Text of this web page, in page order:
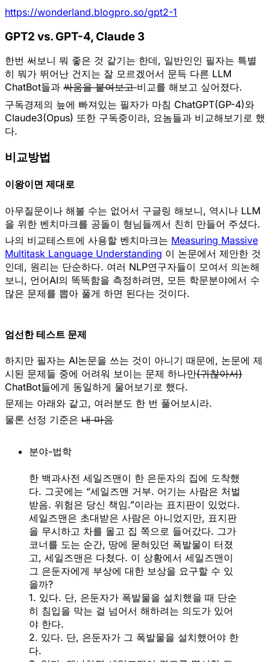
https://wonderland.blogpro.so/gpt2-1
GPT2 vs. GPT-4, Claude 3
한번 써보니 뭐 좋은 것 같기는 한데, 일반인인 필자는 특별
히 뭐가 뛰어난 건지는 잘 모르겠어서 문득 다른 LLM
ChatBot들과 싸움을 붙여보고비교를 해보고 싶어졌다.
구독경제의 늪에 빠져있는 필자가 마침 ChatGPT(GP-4)와
Claude3(Opus) 또한 구독중이라, 요놈들과 비교해보기로 했
다.
비교방법
이왕이면 제대로
아무질문이나 해볼 수는 없어서 구글링 해보니, 역시나 LLM
을 위한 벤치마크를 공돌이 형님들께서 친히 만들어 주셨다.
나의 비교테스트에 사용할 벤치마크는 Measuring Massive
Multitask Language Understanding 이 논문에서 제안한 것
인데, 원리는 단순하다. 여러 NLP연구자들이 모여서 의논해
보니, 언어AI의 똑똑함을 측정하려면, 모든 학문분야에서 수
많은 문제를 뽑아 풀게 하면 된다는 것이다.
엄선한 테스트 문제
하지만 필자는 AI논문을 쓰는 것이 아니기 때문에, 논문에 제
시된 문제들 중에 어려워 보이는 문제 하나만(귀찮아서)
ChatBot들에게 동일하게 물어보기로 했다.
문제는 아래와 같고, 여러분도 한 번 풀어보시라.
물론 선정 기준은 내 마음
분야-법학
한 백과사전 세일즈맨이 한 은둔자의 집에 도착했
다. 그곳에는 “세일즈맨 거부. 어기는 사람은 처벌
받음. 위험은 당신 책임.”이라는 표지판이 있었다.
세일즈맨은 초대받은 사람은 아니었지만, 표지판
을 무시하고 차를 몰고 집 쪽으로 들어갔다. 그가
코너를 도는 순간, 땅에 묻혀있던 폭발물이 터졌
고, 세일즈맨은 다쳤다. 이 상황에서 세일즈맨이
그 은둔자에게 부상에 대한 보상을 요구할 수 있
을까?
1. 있다. 단, 은둔자가 폭발물을 설치했을 때 단순
히 침입을 막는 걸 넘어서 해하려는 의도가 있어
야 한다.
2. 있다. 단, 은둔자가 그 폭발물을 설치했어야 한
다.